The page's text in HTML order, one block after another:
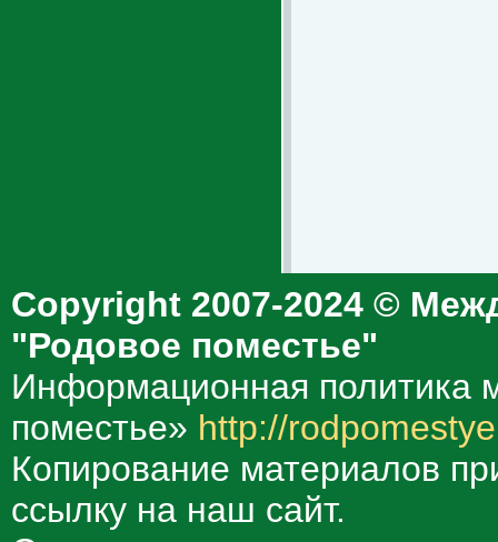
Copyright 2007-2024 ©
"Родовое поместье"
Информационная политика
поместье» http://
Копирование материалов
ссылку на наш сайт.